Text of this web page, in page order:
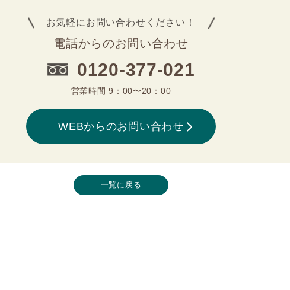
お気軽にお問い合わせください！
電話からのお問い合わせ
0120-377-021
営業時間 9：00〜20：00
WEBからのお問い合わせ
一覧に戻る